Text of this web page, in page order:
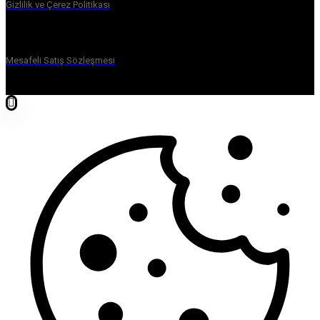
Gizlilik ve Çerez Politikası
Mesafeli Satış Sözleşmesi